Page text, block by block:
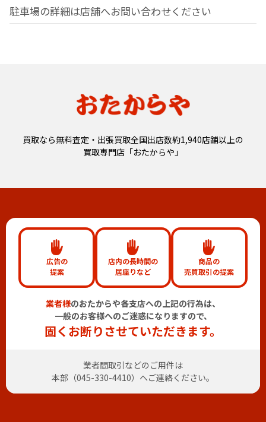
駐車場の詳細は店舗へお問い合わせください
買取なら無料査定・出張買取全国出店数約1,940店舗以上の
買取専門店「おたからや」
広告の
提案
店内の長時間の
居座りなど
商品の
売買取引の提案
業者様のおたからや各支店への上記の行為は、
一般のお客様へのご迷惑になりますので、
固くお断りさせていただきます。
業者間取引などのご用件は
本部（045-330-4410）へご連絡ください。